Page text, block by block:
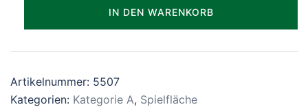
IN DEN WARENKORB
Artikelnummer: 5507
Kategorien: Kategorie A, Spielfläche